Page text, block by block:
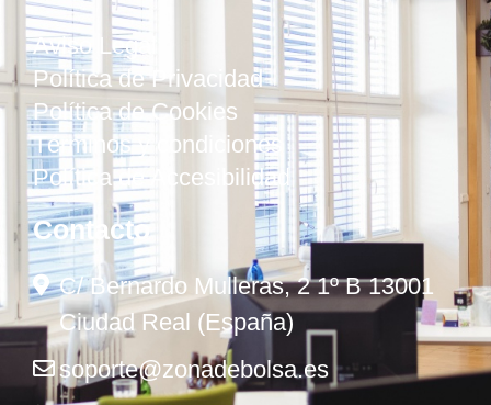
Aviso Legal
Política de Privacidad
Política de Cookies
Términos y condiciones
Política de Accesibilidad
Contacto
C/ Bernardo Mulleras, 2 1º B 13001
Ciudad Real (España)
soporte@zonadebolsa.es